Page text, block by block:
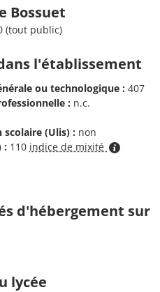
Bossuet
(tout public)
l'établissement
ou technologique : 407
: n.c.
(Ulis) : non
: 110 indice de mixité
d'hébergement sur
lycée